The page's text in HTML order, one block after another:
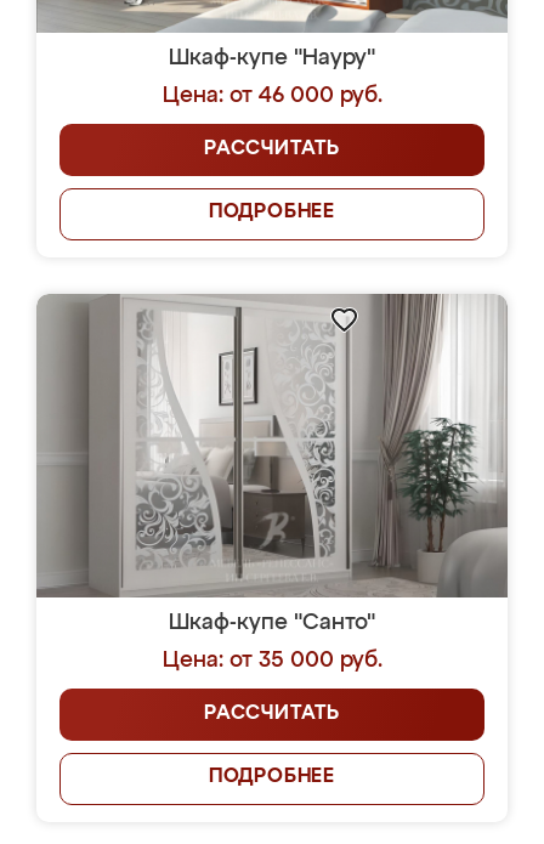
Шкаф-купе "Науру"
Цена: от 46 000 руб.
РАССЧИТАТЬ
ПОДРОБНЕЕ
Шкаф-купе "Санто"
Цена: от 35 000 руб.
РАССЧИТАТЬ
ПОДРОБНЕЕ